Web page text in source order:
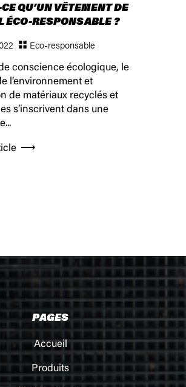
QU’UN VÊTEMENT DE
ÉCO-RESPONSABLE ?
Eco-responsable
conscience écologique, le
l’environnement et
de matériaux recyclés et
s’inscrivent dans une
PAGES
Accueil
Produits